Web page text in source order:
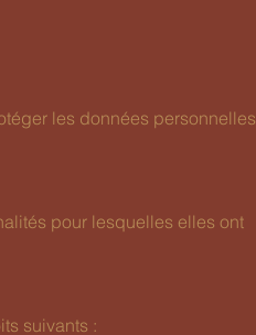
les données personnelles
pour lesquelles elles ont
suivants :